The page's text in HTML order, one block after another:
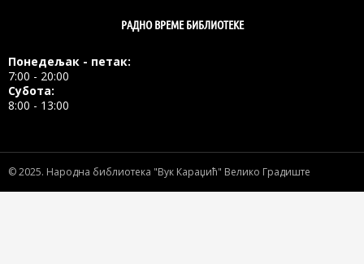
РАДНО ВРЕМЕ БИБЛИОТЕКЕ
Понедељак - петак:
7:00 - 20:00
Субота:
8:00 - 13:00
© 2025. Народна библиотека "Вук Караџић" Велико Градиште